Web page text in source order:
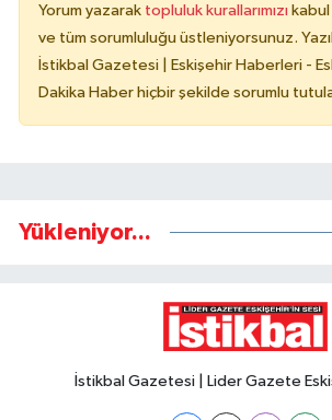
Yorum yazarak topluluk kurallarımızı
ve tüm sorumluluğu üstleniyorsunuz.
İstikbal Gazetesi | Eskişehir Haberleri -
Dakika Haber hiçbir şekilde sorumlu
Yükleniyor...
İstikbal Gazetesi | Lider Gazete